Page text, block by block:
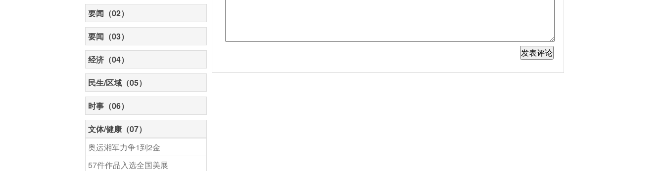
要闻（02）
要闻（03）
经济（04）
民生/区域（05）
时事（06）
文体/健康（07）
奥运湘军力争1到2金
57件作品入选全国美展